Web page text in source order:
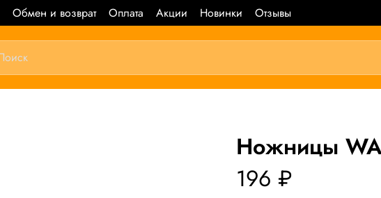
Обмен и возврат Оплата Акции Новинки Отзывы
Ножницы
196 ₽